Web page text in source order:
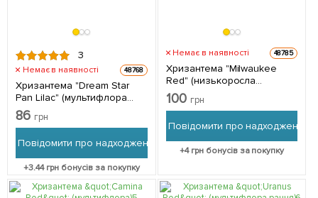
3
Немає в наявності 48768
Хризантема "Dream Star
Pan Lilac" (мультифлора
86 грн
Повідомити про надходження
+3.44грн бонусів за покупку
Немає в наявності 48785
Хризантема "Milwaukee
Red" (низькоросла
среднецветковая) 1 шт в
упаковці
100 грн
Повідомити про надходження
+4грн бонусів за покупку